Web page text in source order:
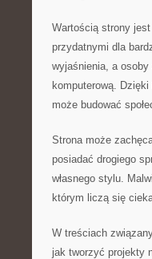
Wartością strony
przydatnymi dla
wyjaśnienia, a
komputerową.
może budować
Strona może
posiadać drogiego
własnego stylu.
którym liczą się
W treściach
jak tworzyć projekty